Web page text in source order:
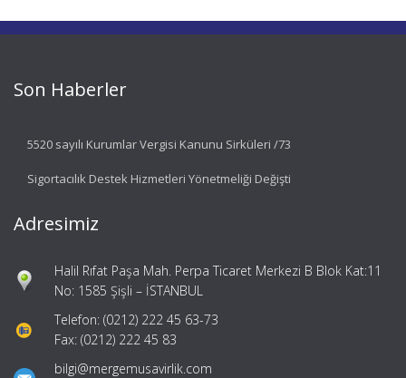
Son Haberler
5520 sayılı Kurumlar Vergisi Kanunu Sirküleri /73
Sigortacılık Destek Hizmetleri Yönetmeliği Değişti
Adresimiz
Halil Rıfat Paşa Mah. Perpa Ticaret Merkezi B Blok Kat:11
No: 1585 Şişli – İSTANBUL
Telefon: (0212) 222 45 63-73
Fax: (0212) 222 45 83
bilgi@mergemusavirlik.com